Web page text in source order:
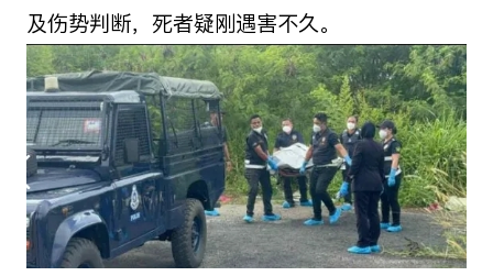
及伤势判断，死者疑刚遇害不久。